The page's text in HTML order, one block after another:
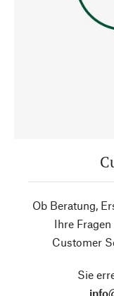
Ob Beratung,
Ihre
Customer
Sie